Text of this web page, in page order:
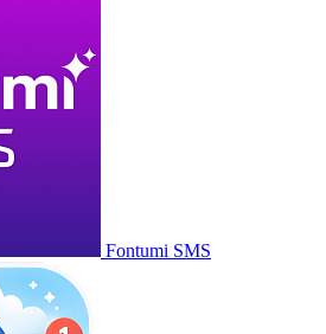
Fontumi SMS